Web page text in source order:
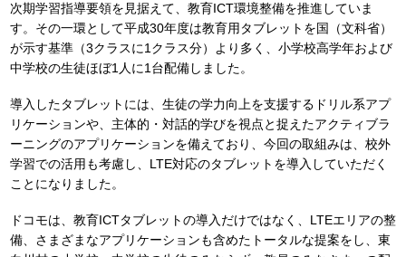
次期学習指導要領を見据えて、教育ICT環境整備を推進していま
す。その一環として平成30年度は教育用タブレットを国（文科省）
が示す基準（3クラスに1クラス分）より多く、小学校高学年および
中学校の生徒ほぼ1人に1台配備しました。
導入したタブレットには、生徒の学力向上を支援するドリル系アプ
リケーションや、主体的・対話的学びを視点と捉えたアクティブラ
ーニングのアプリケーションを備えており、今回の取組みは、校外
学習での活用も考慮し、LTE対応のタブレットを導入していただく
ことになりました。
ドコモは、教育ICTタブレットの導入だけではなく、LTEエリアの整
備、さまざまなアプリケーションも含めたトータルな提案をし、東